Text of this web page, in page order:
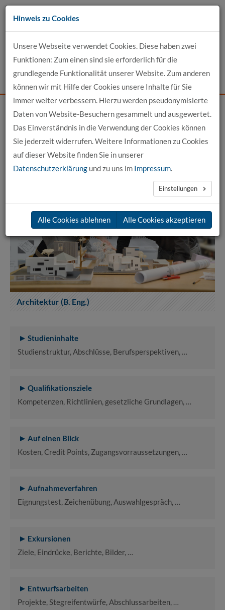
Zum
Inhalt
Events News Login Suche
Kontakt
Startseite Für Bewerber
Unsere Studiengänge
Architektur DUAL (kammerfähig)
Architektur (B. Eng.)
Studieninhalte
Studienstruktur, Abschlüsse, Berufsperspektiven, …
Qualifikationsziele
Kompetenzen, Richtlinien, gesetzliche Grundlagen, …
Auf einen Blick
Kosten, Credit Points, Zugangsvorraussetzungen, …
Aufnahmeverfahren
Eignungstest, Zeichenübung, Auswahlgespräch, …
Exkursionen
Ziele, Eindrücke, Berichte, Bilder, …
Entwurfsarbeiten
Projekte, Stegreifentwürfe, Abschlussarbeiten, …
Hinweis zu Cookies
Unsere Webseite verwendet Cookies. Diese haben zwei
Funktionen: Zum einen sind sie erforderlich für die
grundlegende Funktionalität unserer Website. Zum anderen
können wir mit Hilfe der Cookies unsere Inhalte für Sie
immer weiter verbessern. Hierzu werden pseudonymisierte
Daten von Website-Besuchern gesammelt und ausgewertet.
Das Einverständnis in die Verwendung der Cookies können
Sie jederzeit widerrufen. Weitere Informationen zu Cookies
auf dieser Website finden Sie in unserer
Datenschutzerklärung und zu uns im Impressum.
Einstellungen
Alle Cookies ablehnen Alle Cookies akzeptieren